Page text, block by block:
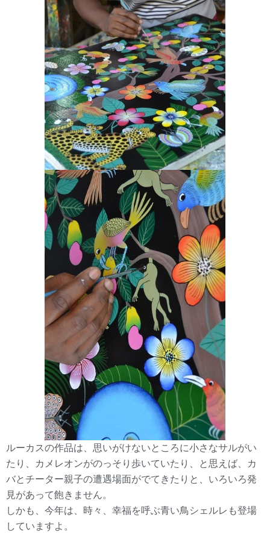
ルーカスの作品は、思いがけないところに小さなサルがい
たり、カメレオンがのっそり歩いていたり、と思えば、カ
バとチーター親子の遭遇場面がでてきたりと、いろいろ発
見があって飽きません。
しかも、今年は、時々、幸福を呼ぶ青い鳥シェルレも登場
していますよ。